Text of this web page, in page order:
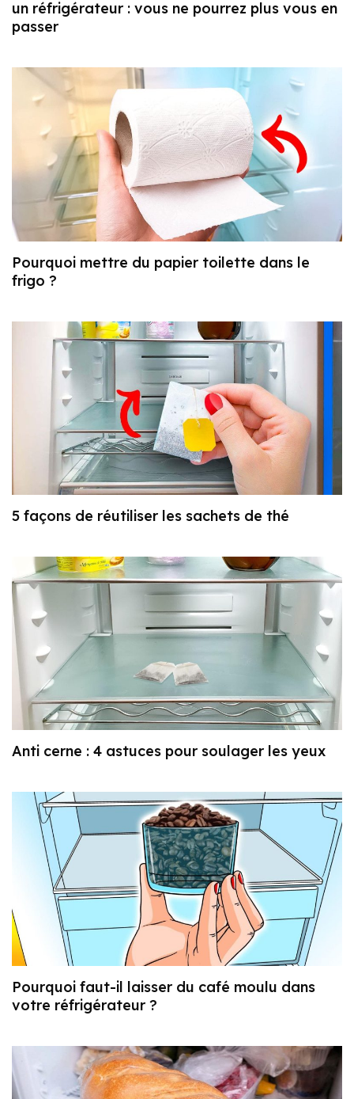
un réfrigérateur : vous ne pourrez plus vous en
passer
Pourquoi mettre du papier toilette dans le
frigo ?
5 façons de réutiliser les sachets de thé
Anti cerne : 4 astuces pour soulager les yeux
Pourquoi faut-il laisser du café moulu dans
votre réfrigérateur ?